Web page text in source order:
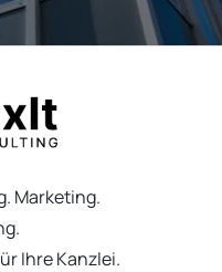
Marketing.
Ihre Kanzlei.